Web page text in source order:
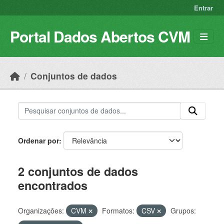
Entrar
Portal Dados Abertos CVM
Conjuntos de dados
Ordenar por
2 conjuntos de dados
encontrados
Organizações: CVM Formatos: CSV
Grupos: